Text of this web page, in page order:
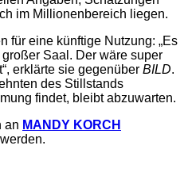
im Millionenbereich liegen.
für eine künftige Nutzung: „Es
Saal. Der wäre super
erklärte sie gegenüber BILD.
des Stillstands
findet, bleibt abzuwarten.
an MANDY KORCH